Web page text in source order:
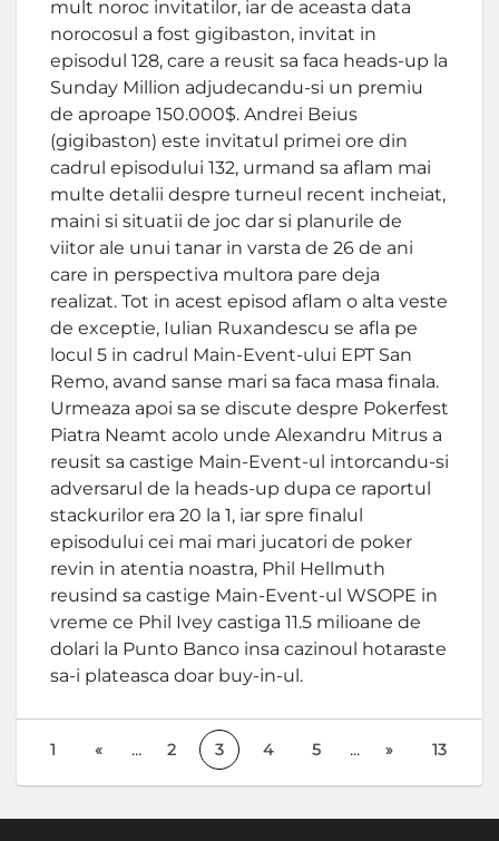
mult noroc invitatilor, iar de aceasta data
norocosul a fost gigibaston, invitat in
episodul 128, care a reusit sa faca heads-up la
Sunday Million adjudecandu-si un premiu
de aproape 150.000$. Andrei Beius
(gigibaston) este invitatul primei ore din
cadrul episodului 132, urmand sa aflam mai
multe detalii despre turneul recent incheiat,
maini si situatii de joc dar si planurile de
viitor ale unui tanar in varsta de 26 de ani
care in perspectiva multora pare deja
realizat. Tot in acest episod aflam o alta veste
de exceptie, Iulian Ruxandescu se afla pe
locul 5 in cadrul Main-Event-ului EPT San
Remo, avand sanse mari sa faca masa finala.
Urmeaza apoi sa se discute despre Pokerfest
Piatra Neamt acolo unde Alexandru Mitrus a
reusit sa castige Main-Event-ul intorcandu-si
adversarul de la heads-up dupa ce raportul
stackurilor era 20 la 1, iar spre finalul
episodului cei mai mari jucatori de poker
revin in atentia noastra, Phil Hellmuth
reusind sa castige Main-Event-ul WSOPE in
vreme ce Phil Ivey castiga 11.5 milioane de
dolari la Punto Banco insa cazinoul hotaraste
sa-i plateasca doar buy-in-ul.
1 « ... 2 3 4 5 ... » 13